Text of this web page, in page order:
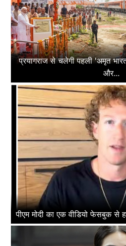
प्रयागराज से चलेगी पहली 'अमृत
और...
पीएम मोदी का एक वीडियो फेसबुक